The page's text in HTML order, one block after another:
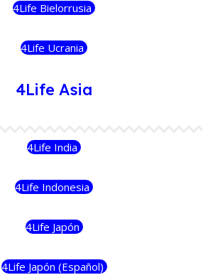
4Life Bielorrusia
4Life Ucrania
4Life Asia
4Life India
4Life Indonesia
4Life Japón
4Life Japón (Español)